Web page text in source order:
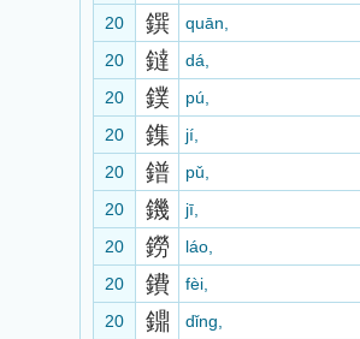
20
鐉
quān,
20
鐽
dá,
20
鏷
pú,
20
鏶
jí,
20
鐠
pǔ,
20
鐖
jī,
20
鐒
láo,
20
鐨
fèi,
20
鐤
dǐng,